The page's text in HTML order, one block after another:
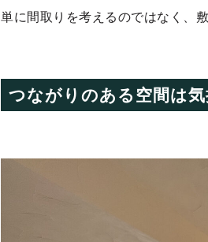
単に間取りを考えるのではなく、
つながりのある空間は